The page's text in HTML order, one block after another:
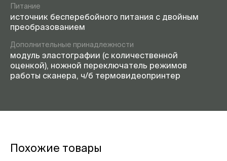
Питание
источник бесперебойного питания с двойным
преобразованием
Дополнительные принадлежности
модуль эластографии (с количественной
оценкой), ножной переключатель режимов
работы сканера, ч/б термовидеопринтер
Похожие товары